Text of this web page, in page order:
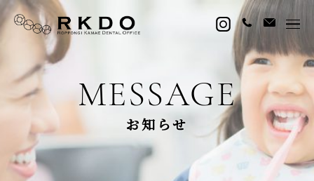
MESSAGE
お知らせ